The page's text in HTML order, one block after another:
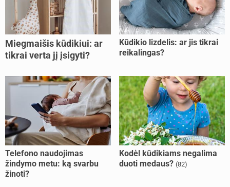
Miegmaišis kūdikiui: ar
tikrai verta jį įsigyti?
Kūdikio lizdelis: ar jis tikrai
reikalingas?
Telefono naudojimas
žindymo metu: ką svarbu
žinoti?
Kodėl kūdikiams negalima
duoti medaus? (82)